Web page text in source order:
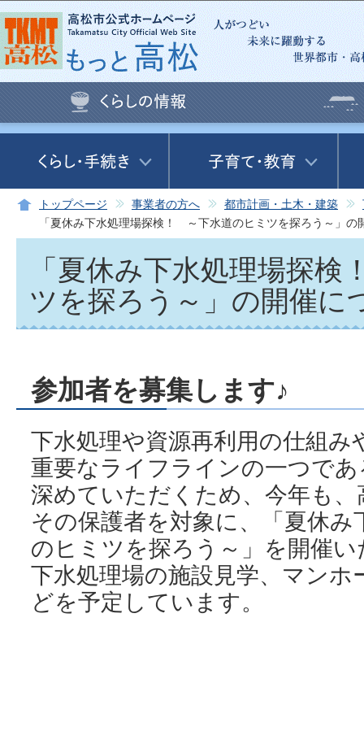
この
トップページ 事業者の方へ 都市計画・土木・建築
「夏休み下水処理場探検！ ～下水道のヒミツを探ろう～」の
「夏休み下水処理場探
ツを探ろう～」の開催に
参加者を募集します♪
下水処理や資源再利用の仕組
重要なライフラインの一つで
深めていただくため、今年も
その保護者を対象に、「夏休み
のヒミツを探ろう～」を開催
下水処理場の施設見学、マン
どを予定しています。